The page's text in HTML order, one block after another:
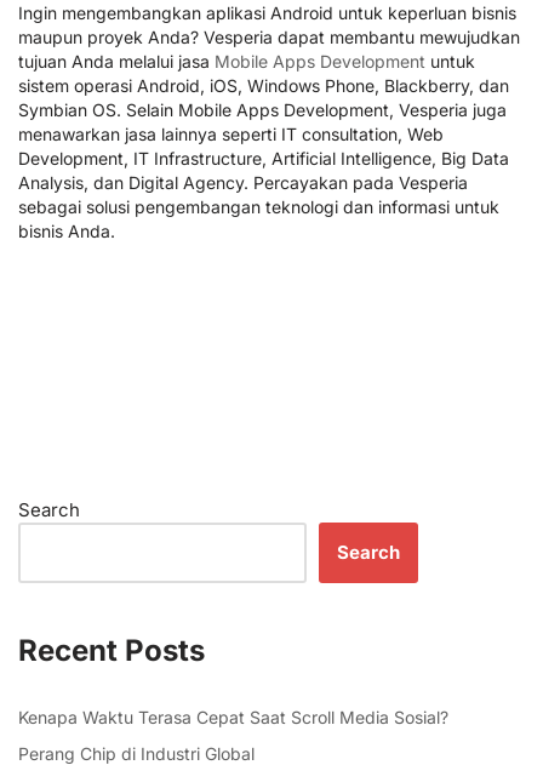
Ingin mengembangkan aplikasi Android untuk keperluan bisnis
maupun proyek Anda? Vesperia dapat membantu mewujudkan
tujuan Anda melalui jasa Mobile Apps Development untuk
sistem operasi Android, iOS, Windows Phone, Blackberry, dan
Symbian OS. Selain Mobile Apps Development, Vesperia juga
menawarkan jasa lainnya seperti IT consultation, Web
Development, IT Infrastructure, Artificial Intelligence, Big Data
Analysis, dan Digital Agency. Percayakan pada Vesperia
sebagai solusi pengembangan teknologi dan informasi untuk
bisnis Anda.
Search
Search
Recent Posts
Kenapa Waktu Terasa Cepat Saat Scroll Media Sosial?
Perang Chip di Industri Global